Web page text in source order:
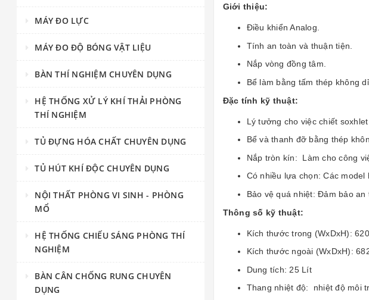
Giới thiệu:
Điều khiển Analog.
Tính an toàn và thuận tiện.
Nắp vòng đồng tâm.
Bể làm bằng tấm thép không
Đặc tính kỹ thuật:
Lý tưởng cho việc chiết
Bể và thanh đỡ bằng thép
Nắp tròn kín: Làm cho công
Có nhiều lựa chọn: Các
Bảo vệ quá nhiệt: Đảm bảo an
Thông số kỹ thuật:
Kích thước trong (WxDxH):
Kích thước ngoài (WxDxH):
Dung tích: 25 Lít
Thang nhiệt độ: nhiệt độ môi
MÁY ĐO LỰC
MÁY ĐO ĐỘ BÓNG VẬT LIỆU
BÀN THÍ NGHIỆM CHUYÊN DỤNG
HỆ THỐNG XỬ LÝ KHÍ THẢI PHÒNG
THÍ NGHIỆM
TỦ ĐỰNG HÓA CHẤT CHUYÊN DỤNG
TỦ HÚT KHÍ ĐỘC CHUYÊN DỤNG
NỘI THẤT PHÒNG VI SINH - PHÒNG
MỔ
HỆ THỐNG CHIẾU SÁNG PHÒNG THÍ
NGHIỆM
BÀN CÂN CHỐNG RUNG CHUYÊN
DỤNG